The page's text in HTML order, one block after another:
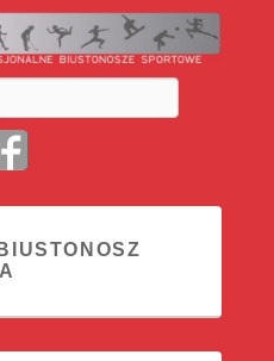
biustonosze
sportowy to konieczność
BIUSTONOSZ